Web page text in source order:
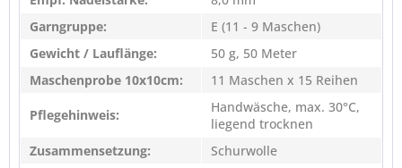
Garngruppe:
E (11 - 9 Maschen)
Gewicht / Lauflänge:
50 g, 50 Meter
Maschenprobe 10x10cm:
11 Maschen x 15 Reihen
Pflegehinweis:
Handwäsche, max. 30°C,
liegend trocknen
Zusammensetzung:
Schurwolle